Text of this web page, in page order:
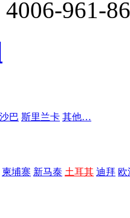
961-
沙巴 斯里兰卡 其他…
柬埔寨 新马泰 土耳其 迪拜 欧